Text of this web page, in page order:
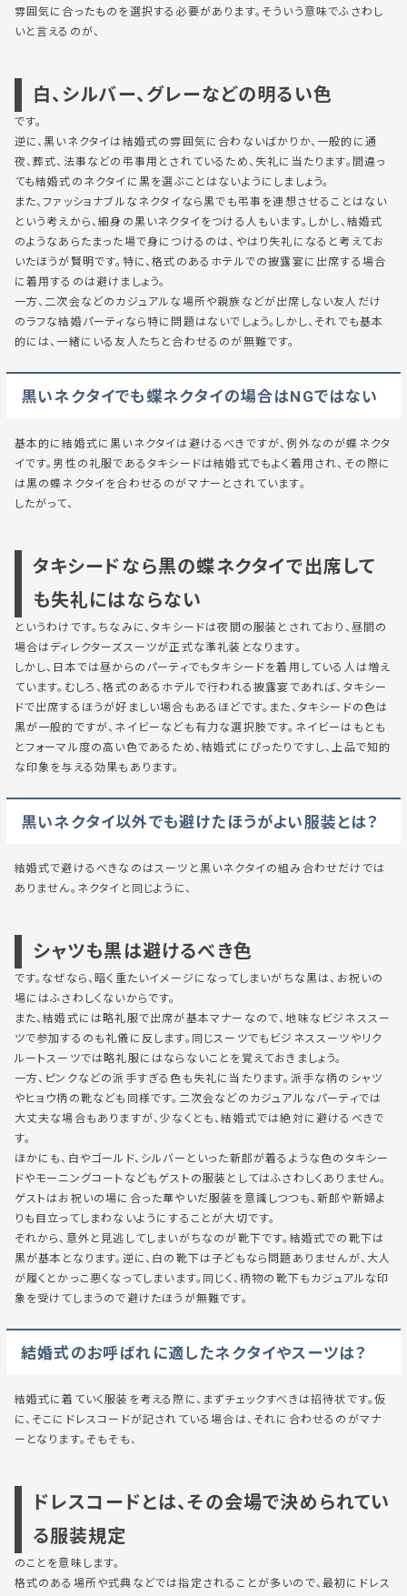
雰囲気に合ったものを選択する必要があります。そういう意味でふさわし
いと言えるのが、
白、シルバー、グレーなどの明るい色
です。
逆に、黒いネクタイは結婚式の雰囲気に合わないばかりか、一般的に通
夜、葬式、法事などの弔事用とされているため、失礼に当たります。間違っ
ても結婚式のネクタイに黒を選ぶことはないようにしましょう。
また、ファッショナブルなネクタイなら黒でも弔事を連想させることはない
という考えから、細身の黒いネクタイをつける人もいます。しかし、結婚式
のようなあらたまった場で身につけるのは、やはり失礼になると考えてお
いたほうが賢明です。特に、格式のあるホテルでの披露宴に出席する場合
に着用するのは避けましょう。
一方、二次会などのカジュアルな場所や親族などが出席しない友人だけ
のラフな結婚パーティなら特に問題はないでしょう。しかし、それでも基本
的には、一緒にいる友人たちと合わせるのが無難です。
黒いネクタイでも蝶ネクタイの場合はNGではない
基本的に結婚式に黒いネクタイは避けるべきですが、例外なのが蝶ネクタ
イです。男性の礼服であるタキシードは結婚式でもよく着用され、その際に
は黒の蝶ネクタイを合わせるのがマナーとされています。
したがって、
タキシードなら黒の蝶ネクタイで出席して
も失礼にはならない
というわけです。ちなみに、タキシードは夜間の服装とされており、昼間の
場合はディレクターズスーツが正式な準礼装となります。
しかし、日本では昼からのパーティでもタキシードを着用している人は増え
ています。むしろ、格式のあるホテルで行われる披露宴であれば、タキシー
ドで出席するほうが好ましい場合もあるほどです。また、タキシードの色は
黒が一般的ですが、ネイビーなども有力な選択肢です。ネイビーはもとも
とフォーマル度の高い色であるため、結婚式にぴったりですし、上品で知的
な印象を与える効果もあります。
黒いネクタイ以外でも避けたほうがよい服装とは？
結婚式で避けるべきなのはスーツと黒いネクタイの組み合わせだけでは
ありません。ネクタイと同じように、
シャツも黒は避けるべき色
です。なぜなら、暗く重たいイメージになってしまいがちな黒は、お祝いの
場にはふさわしくないからです。
また、結婚式には略礼服で出席が基本マナーなので、地味なビジネススー
ツで参加するのも礼儀に反します。同じスーツでもビジネススーツやリク
ルートスーツでは略礼服にはならないことを覚えておきましょう。
一方、ピンクなどの派手すぎる色も失礼に当たります。派手な柄のシャツ
やヒョウ柄の靴なども同様です。二次会などのカジュアルなパーティでは
大丈夫な場合もありますが、少なくとも、結婚式では絶対に避けるべきで
す。
ほかにも、白やゴールド、シルバーといった新郎が着るような色のタキシー
ドやモーニングコートなどもゲストの服装としてはふさわしくありません。
ゲストはお祝いの場に合った華やいだ服装を意識しつつも、新郎や新婦よ
りも目立ってしまわないようにすることが大切です。
それから、意外と見逃してしまいがちなのが靴下です。結婚式での靴下は
黒が基本となります。逆に、白の靴下は子どもなら問題ありませんが、大人
が履くとかっこ悪くなってしまいます。同じく、柄物の靴下もカジュアルな印
象を受けてしまうので避けたほうが無難です。
結婚式のお呼ばれに適したネクタイやスーツは？
結婚式に着ていく服装を考える際に、まずチェックすべきは招待状です。仮
に、そこにドレスコードが記されている場合は、それに合わせるのがマナ
ーとなります。そもそも、
ドレスコードとは、その会場で決められてい
る服装規定
のことを意味します。
格式のある場所や式典などでは指定されることが多いので、最初にドレス